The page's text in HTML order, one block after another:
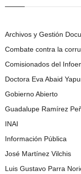
Archivos y Gestión
Combate contra la
Comisionados del
Doctora Eva Abaid
Gobierno Abierto
Guadalupe Ramírez
INAI
Información Pública
José Martínez Vilchis
Luis Gustavo Parra